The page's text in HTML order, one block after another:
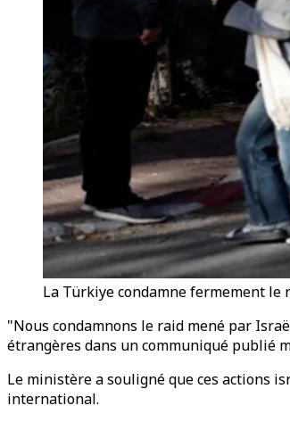
La Türkiye condamne fermement le
"Nous condamnons le raid mené par
étrangères dans un communiqué publié
Le ministère a souligné que ces actions
international.